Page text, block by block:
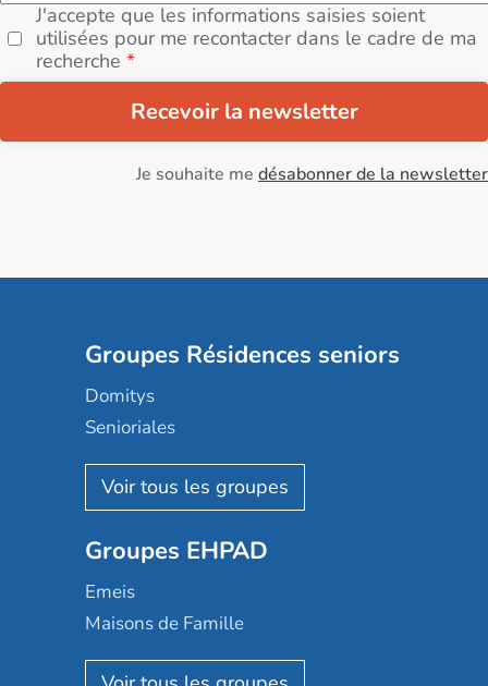
J'accepte que les informations saisies soient
utilisées pour me recontacter dans le cadre de ma
recherche
Recevoir la newsletter
Je souhaite me désabonner de la newsletter
Groupes Résidences seniors
Domitys
Senioriales
Nohée
Les Résidentiels
Mobicap
Domusvi
Happy Senior
Aquarelia
Groupes EHPAD
Emeis
Maisons de Famille
Korian